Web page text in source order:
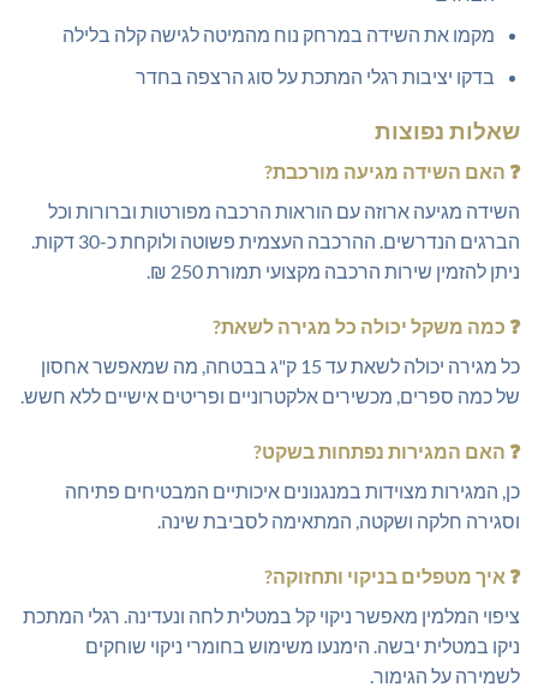
מקמו את השידה במרחק נוח מהמיטה לגישה קלה בלילה
בדקו יציבות רגלי המתכת על סוג הרצפה בחדר
שאלות נפוצות
❓ האם השידה מגיעה מורכבת?
השידה מגיעה ארוזה עם הוראות הרכבה מפורטות וברורות וכל
הברגים הנדרשים. ההרכבה העצמית פשוטה ולוקחת כ-30 דקות.
ניתן להזמין שירות הרכבה מקצועי תמורת 250 ₪.
❓ כמה משקל יכולה כל מגירה לשאת?
כל מגירה יכולה לשאת עד 15 ק"ג בבטחה, מה שמאפשר אחסון
של כמה ספרים, מכשירים אלקטרוניים ופריטים אישיים ללא חשש.
❓ האם המגירות נפתחות בשקט?
כן, המגירות מצוידות במנגנונים איכותיים המבטיחים פתיחה
וסגירה חלקה ושקטה, המתאימה לסביבת שינה.
❓ איך מטפלים בניקוי ותחזוקה?
ציפוי המלמין מאפשר ניקוי קל במטלית לחה ונעדינה. רגלי המתכת
ניקו במטלית יבשה. הימנעו משימוש בחומרי ניקוי שוחקים
לשמירה על הגימור.